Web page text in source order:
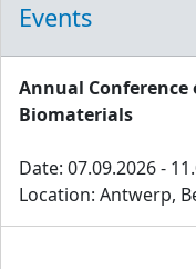
Events
Annual Conference
Biomaterials
Date: 07.09.2026 -
Location: Antwerp,